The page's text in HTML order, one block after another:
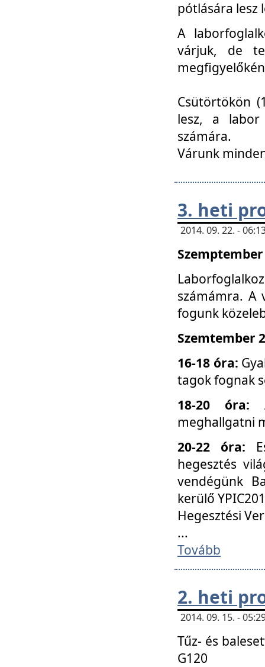
pótlására lesz
A
várjuk, de
Csütörtökön
lesz, a labor
számára.
Várunk
3. heti
2014. 09. 22. -
számámra. A
fogunk
Szemtember
16-18 óra:
tagok fognak
18-20 óra:
meghallgatni
20-22 óra:
hegesztés
vendégünk
kerülő
Hegesztési
...
Tovább
2. heti
2014. 09. 15. -
Tűz- és
G120